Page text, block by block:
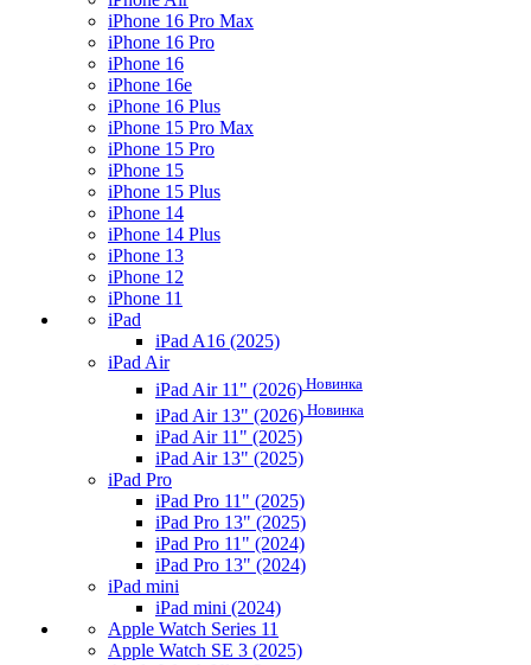
iPhone 16 Pro Max
iPhone 16 Pro
iPhone 16
iPhone 16e
iPhone 16 Plus
iPhone 15 Pro Max
iPhone 15 Pro
iPhone 15
iPhone 15 Plus
iPhone 14
iPhone 14 Plus
iPhone 13
iPhone 12
iPhone 11
iPad
iPad A16 (2025)
iPad Air
iPad Air 11" (2026) Новинка
iPad Air 13" (2026) Новинка
iPad Air 11" (2025)
iPad Air 13" (2025)
iPad Pro
iPad Pro 11" (2025)
iPad Pro 13" (2025)
iPad Pro 11" (2024)
iPad Pro 13" (2024)
iPad mini
iPad mini (2024)
Apple Watch Series 11
Apple Watch SE 3 (2025)